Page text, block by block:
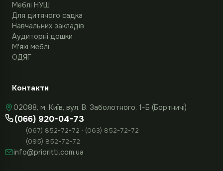
Меблі НУШ
Для дитячого садка
Навчальних закладів
Аудиторні дошки
М'які меблі
ОДЯГ
Контакти
02088, м. Київ, вул. В. Заболотного, 1-Б (Бортничі)
(066) 920-04-73
(067) 852-72-72 · (063) 852-72-72
(095) 852-72-72
info@prioritti.com.ua